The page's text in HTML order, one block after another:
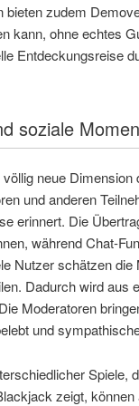
zudem
kann, ohne echtes
Entdeckungsreise
soziale
neue Dimension
und anderen
erinnert. Die
während Chat-
Nutzer schätzen
Dadurch wird aus
Moderatoren
und
Spiele,
zeigt,